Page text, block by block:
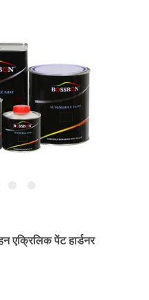
एक्रिलिक पेंट हार्डनर